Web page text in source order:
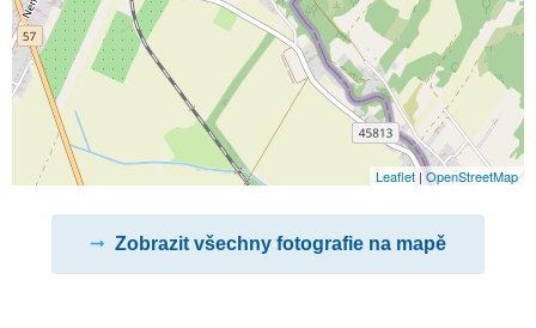
Leaflet |OpenStreetMap
Zobrazit všechny fotografie na mapě